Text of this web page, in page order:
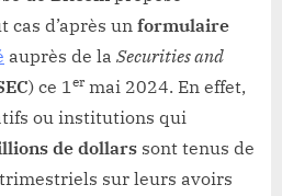
cas d’après un formulaire
auprès de la Securities and
) ce 1 er mai 2024. En effet,
ou institutions qui
de dollars sont tenus de
sur leurs avoirs